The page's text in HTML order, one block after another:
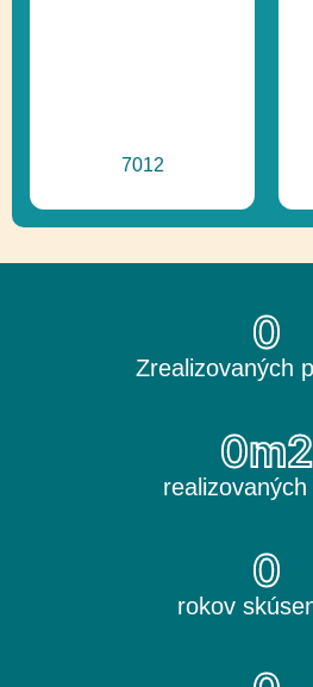
7012
Zrealizovaných
0
0m2
rokov
0